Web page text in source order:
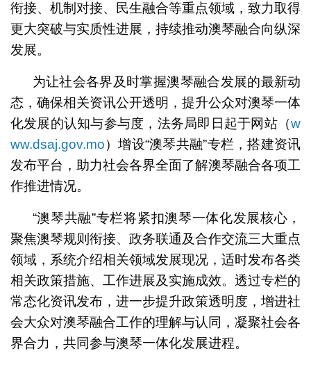
衔接、机制对接、民生融合等重点领域，致力取得
更大突破与实质性进展，持续推动澳琴融合向纵深
发展。
为让社会各界及时掌握澳琴融合发展的最新动
态，确保相关资讯公开透明，提升公众对澳琴一体
化发展的认知与参与度，法务局即日起于网站（w
ww.dsaj.gov.mo）增设“澳琴共融”专栏，搭建资讯
发布平台，助力社会各界全面了解澳琴融合各项工
作推进情况。
“澳琴共融”专栏将紧扣澳琴一体化发展核心，
聚焦澳琴规则衔接、政务联通及合作交流三大重点
领域，系统介绍相关领域发展现况，适时发布各类
相关政策措施、工作进展及实施成效。透过专栏的
常态化资讯发布，进一步提升政策透明度，增进社
会大众对澳琴融合工作的理解与认同，凝聚社会各
界合力，共同参与澳琴一体化发展进程。